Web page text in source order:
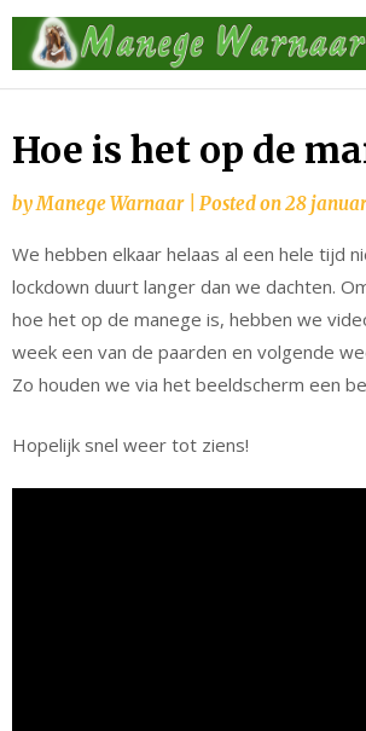
Skip
content
Hoe is het op de
byManege Warnaar Posted on28
We hebben elkaar helaas al een hele tijd
lockdown duurt langer dan we dachten.
hoe het op de manege is, hebben we
week een van de paarden en volgende
Zo houden we via het beeldscherm een
Hopelijk snel weer tot ziens!